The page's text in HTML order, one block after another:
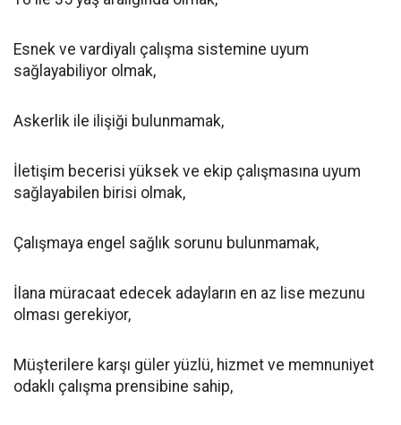
Esnek ve vardiyalı çalışma sistemine uyum
sağlayabiliyor olmak,
Askerlik ile ilişiği bulunmamak,
İletişim becerisi yüksek ve ekip çalışmasına uyum
sağlayabilen birisi olmak,
Çalışmaya engel sağlık sorunu bulunmamak,
İlana müracaat edecek adayların en az lise mezunu
olması gerekiyor,
Müşterilere karşı güler yüzlü, hizmet ve memnuniyet
odaklı çalışma prensibine sahip,